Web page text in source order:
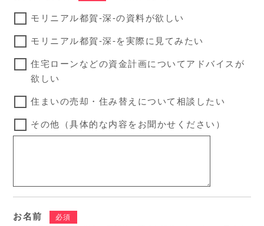
モリニアル都賀-深-の資料が欲しい
モリニアル都賀-深-を実際に見てみたい
住宅ローンなどの資金計画についてアドバイスが
欲しい
住まいの売却・住み替えについて相談したい
その他（具体的な内容をお聞かせください）
お名前
必須